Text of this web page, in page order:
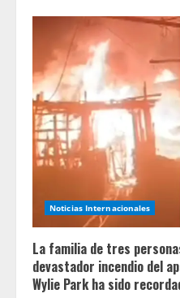
Noticias Internacionales
La familia de tres
devastador incendio del
Wylie Park ha sido